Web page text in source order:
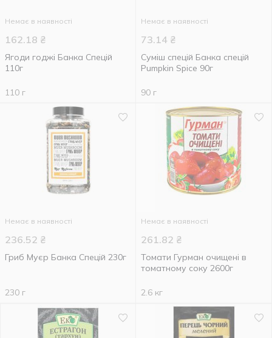
Немає в наявності
162.18 ₴
Ягоди годжі Банка Спецій
110г
110 г
Немає в наявності
73.14 ₴
Суміш спецій Банка спецій
Pumpkin Spice 90г
90 г
Немає в наявності
236.52 ₴
Гриб Муєр Банка Спецій 230г
230 г
Немає в наявності
261.82 ₴
Томати Гурман очищені в
томатному соку 2600г
2.6 кг